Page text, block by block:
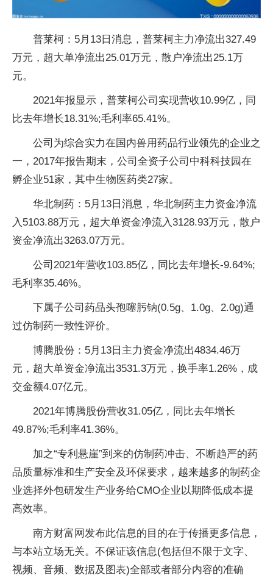
普莱柯：5月13日消息，普莱柯主力净流出327.49
万元，超大单净流出25.01万元，散户净流出25.1万
元。
2021年报显示，普莱柯公司实现营收10.99亿，同
比去年增长18.31%;毛利率65.41%。
公司为综合实力在国内兽用药品行业领先的企业之
一，2017年报告期末，公司全资子公司中科科技园在
孵企业51家，其中生物医药类27家。
华北制药：5月13日消息，华北制药主力资金净流
入5103.88万元，超大单资金净流入3128.93万元，散户
资金净流出3263.07万元。
公司2021年营收103.85亿，同比去年增长-9.64%;
毛利率35.46%。
下属子公司药品头孢噻肟钠(0.5g、1.0g、2.0g)通
过仿制药一致性评价。
博腾股份：5月13日主力资金净流出4834.46万
元，超大单资金净流出3531.3万元，换手率1.26%，成
交金额4.07亿元。
2021年博腾股份营收31.05亿，同比去年增长
49.87%;毛利率41.36%。
加之“专利悬崖”到来的仿制药冲击、不断趋严的药
品质量标准和生产安全及环保要求，越来越多的制药企
业选择外包研发生产业务给CMO企业以期降低成本提
高效率。
南方财富网发布此信息的目的在于传播更多信息，
与本站立场无关。不保证该信息(包括但不限于文字、
视频、音频、数据及图表)全部或者部分内容的准确